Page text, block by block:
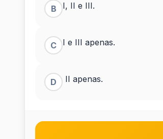
B I, II e III.
C I e III apenas.
D II apenas.